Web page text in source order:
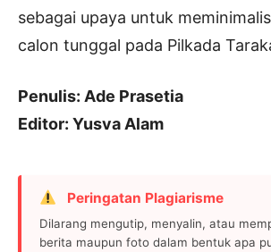
sebagai upaya untuk
calon tunggal pada Pilkada
Penulis: Ade Prasetia
Editor: Yusva Alam
Peringatan Plagiarisme
Dilarang mengutip, menyalin, atau
berita maupun foto dalam bentuk apa